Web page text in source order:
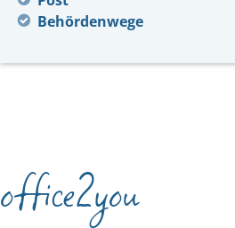
Behördenwege
office2you